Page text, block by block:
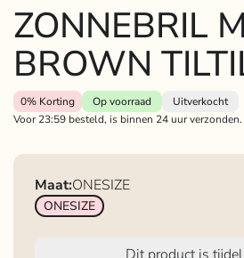
ZONNEBRIL
BROWN
0% Korting Op voorraad
Uitverkocht
Voor 23:59 besteld, is binnen 24 uur verzonden.
Maat:ONESIZE
ONESIZE